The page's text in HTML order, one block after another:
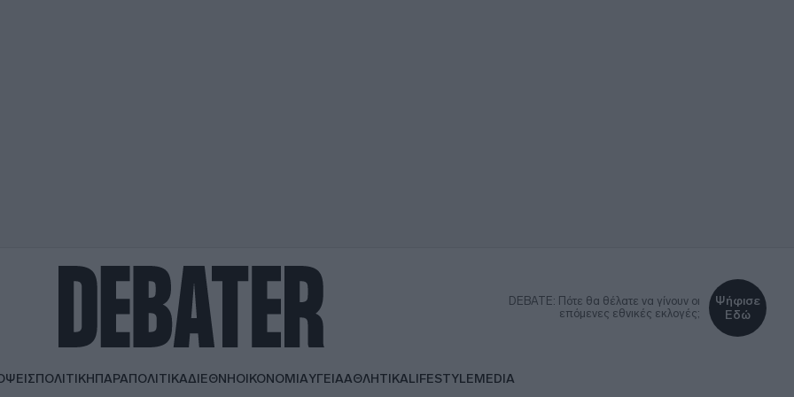
DEBATE: Πότε θα θέλατε να γίνουν οι
επόμενες εθνικές εκλογές;
Ψήφισε
Εδώ
ΠΟΛΙΤΙΚΗΠΑΡΑΠΟΛΙΤΙΚΑΔΙΕΘΝΗΟΙΚΟΝΟΜΙΑΥΓΕΙΑΑΘΛΗΤΙΚΑLIFESTYLEMEDIA